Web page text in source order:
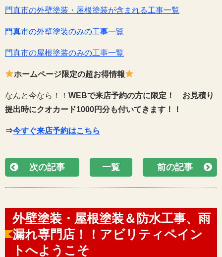
門真市の外壁塗装・屋根塗装が含まれる工事一覧
門真市の外壁塗装のみの工事一覧
門真市の屋根塗装のみの工事一覧
ホームページ限定の超お得情報
なんと今なら！！ WEBで来店予約の方に限定！
お見積り
提出時にクオカード1000円分も付いてきます！！
⇒今すぐ来店予約はこちら
次の記事 一覧 前の記事
外壁塗装・屋根塗装＆防水工事、雨
漏れ専門店！！アビリティペイン
トへようこそ